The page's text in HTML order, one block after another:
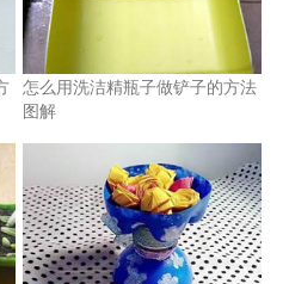
怎么用洗洁精瓶子做铲子的方法
图解